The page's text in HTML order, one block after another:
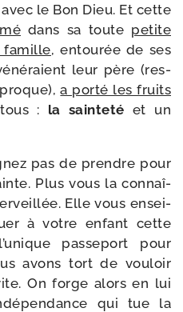
le Bon Dieu. Et cette
dans sa toute petite
famille, entou­rée de ses
leur père (res­
a por­té les fruits
: la sain­te­té et un
pas de prendre pour
Plus vous la connaî­
Elle vous ensei­
à votre enfant cette
pas­se­port pour
avons tort de vou­loir
On forge alors en lui
qui tue la